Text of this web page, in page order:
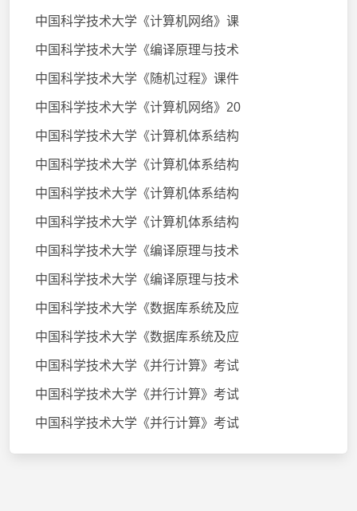
中国科学技术大学《计算机网络》课
中国科学技术大学《编译原理与技术
中国科学技术大学《随机过程》课件
中国科学技术大学《计算机网络》20
中国科学技术大学《计算机体系结构
中国科学技术大学《计算机体系结构
中国科学技术大学《计算机体系结构
中国科学技术大学《计算机体系结构
中国科学技术大学《编译原理与技术
中国科学技术大学《编译原理与技术
中国科学技术大学《数据库系统及应
中国科学技术大学《数据库系统及应
中国科学技术大学《并行计算》考试
中国科学技术大学《并行计算》考试
中国科学技术大学《并行计算》考试